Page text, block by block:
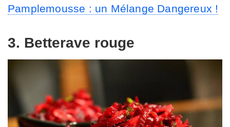
Pamplemousse : un Mélange Dangereux !
3. Betterave rouge